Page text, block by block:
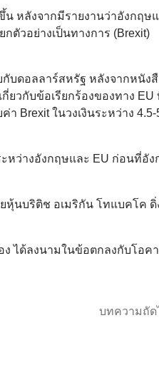
หลังจากมีรายงานว่าอังกฤษ
ตัวอย่างเป็นทางการ (Brexit)
บดอลลาร์สหรัฐ หลังจากหนัง
ยวกับข้อเรียกร้องของทาง EU
Brexit ในวงเงินระหว่าง 4.5-
หว่างอังกฤษและ EU ก่อนที่อัง
หุ้นบริติช อเมริกัน โทแบคโค ดิ่
ได้ลงนามในข้อตกลงกับโอค
บทความถัด